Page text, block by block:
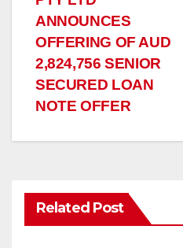
稿
ナ
ビ
ゲ
ー
ョ
ANNOUNCES
OFFERING OF AUD
2,824,756 SENIOR
SECURED LOAN
NOTE OFFER
Related Post